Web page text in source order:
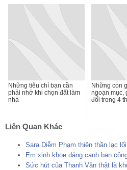
Những tiêu chí bạn cần
phải nhớ khi chọn đất làm
nhà
Những con
ngoạn mục,
đối trong 4
Liên Quan Khác
Sara Diễm Phạm thiên thần lạc lối
Em xinh khoe dáng cạnh ban
Sức hút của Thanh Vân thật là